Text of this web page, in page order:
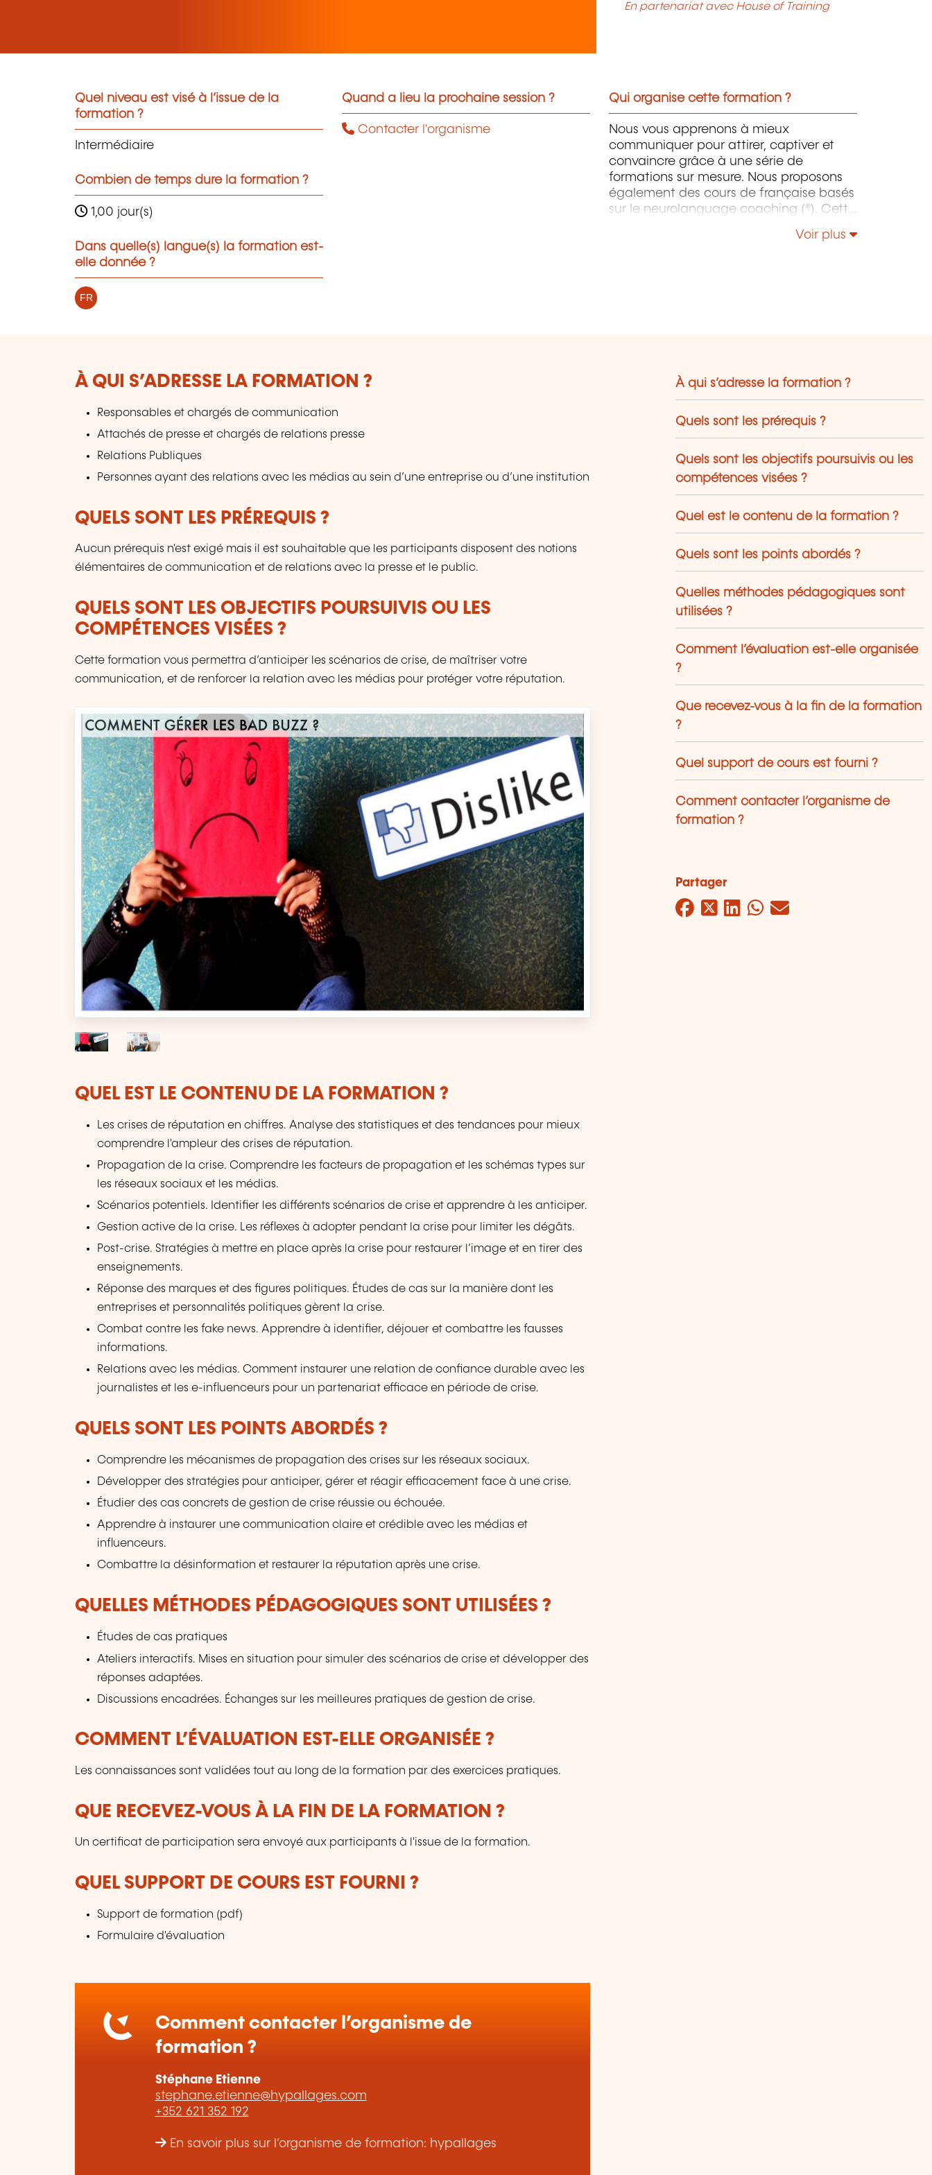
En partenariat avec House of Training
Quel niveau est visé à l’issue de la
formation ?
Intermédiaire
Combien de temps dure la formation ?
1,00 jour(s)
Dans quelle(s) langue(s) la formation est-
elle donnée ?
FR
Quand a lieu la prochaine session ?
Contacter l'organisme
Qui organise cette formation ?
Nous vous apprenons à mieux
communiquer pour attirer, captiver et
convaincre grâce à une série de
formations sur mesure. Nous proposons
également des cours de française basés
sur le neurolanguage coaching (®). Cette
Rachel Paling et dont nous avons obtenu
Voir plus
À QUI S’ADRESSE LA FORMATION ?
Responsables et chargés de communication
Attachés de presse et chargés de relations presse
Relations Publiques
Personnes ayant des relations avec les médias au sein d’une entreprise ou d’une institution
QUELS SONT LES PRÉREQUIS ?
Aucun prérequis n'est exigé mais il est souhaitable que les participants disposent des notions
élémentaires de communication et de relations avec la presse et le public.
QUELS SONT LES OBJECTIFS POURSUIVIS OU LES
COMPÉTENCES VISÉES ?
Cette formation vous permettra d’anticiper les scénarios de crise, de maîtriser votre
communication, et de renforcer la relation avec les médias pour protéger votre réputation.
QUEL EST LE CONTENU DE LA FORMATION ?
Les crises de réputation en chiffres. Analyse des statistiques et des tendances pour mieux
comprendre l'ampleur des crises de réputation.
Propagation de la crise. Comprendre les facteurs de propagation et les schémas types sur
les réseaux sociaux et les médias.
Scénarios potentiels. Identifier les différents scénarios de crise et apprendre à les anticiper.
Gestion active de la crise. Les réflexes à adopter pendant la crise pour limiter les dégâts.
Post-crise. Stratégies à mettre en place après la crise pour restaurer l’image et en tirer des
enseignements.
Réponse des marques et des figures politiques. Études de cas sur la manière dont les
entreprises et personnalités politiques gèrent la crise.
Combat contre les fake news. Apprendre à identifier, déjouer et combattre les fausses
informations.
Relations avec les médias. Comment instaurer une relation de confiance durable avec les
journalistes et les e-influenceurs pour un partenariat efficace en période de crise.
QUELS SONT LES POINTS ABORDÉS ?
Comprendre les mécanismes de propagation des crises sur les réseaux sociaux.
Développer des stratégies pour anticiper, gérer et réagir efficacement face à une crise.
Étudier des cas concrets de gestion de crise réussie ou échouée.
Apprendre à instaurer une communication claire et crédible avec les médias et
influenceurs.
Combattre la désinformation et restaurer la réputation après une crise.
QUELLES MÉTHODES PÉDAGOGIQUES SONT UTILISÉES ?
Études de cas pratiques
Ateliers interactifs. Mises en situation pour simuler des scénarios de crise et développer des
réponses adaptées.
Discussions encadrées. Échanges sur les meilleures pratiques de gestion de crise.
COMMENT L’ÉVALUATION EST-ELLE ORGANISÉE ?
Les connaissances sont validées tout au long de la formation par des exercices pratiques.
QUE RECEVEZ-VOUS À LA FIN DE LA FORMATION ?
Un certificat de participation sera envoyé aux participants à l'issue de la formation.
QUEL SUPPORT DE COURS EST FOURNI ?
Support de formation (pdf)
Formulaire d'évaluation
Comment contacter l’organisme de
formation ?
Stéphane Etienne
stephane.etienne@hypallages.com
+352 621 352 192
En savoir plus sur l’organisme de formation: hypallages
À qui s’adresse la formation ?
Quels sont les prérequis ?
Quels sont les objectifs poursuivis ou les
compétences visées ?
Quel est le contenu de la formation ?
Quels sont les points abordés ?
Quelles méthodes pédagogiques sont
utilisées ?
Comment l’évaluation est-elle organisée
?
Que recevez-vous à la fin de la formation
?
Quel support de cours est fourni ?
Comment contacter l’organisme de
formation ?
Partager
Facebook
Twitter
LinkedIn
WhatsApp
Mail